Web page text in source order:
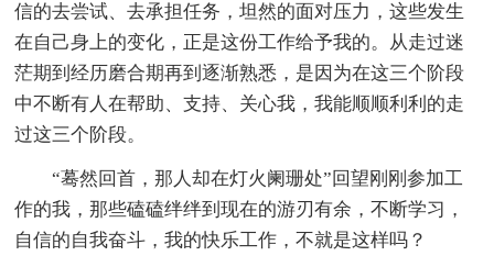
信的去尝试、去承担任务，坦然的面对压力，这些发生
在自己身上的变化，正是这份工作给予我的。从走过迷
茫期到经历磨合期再到逐渐熟悉，是因为在这三个阶段
中不断有人在帮助、支持、关心我，我能顺顺利利的走
过这三个阶段。
“蓦然回首，那人却在灯火阑珊处”回望刚刚参加工
作的我，那些磕磕绊绊到现在的游刃有余，不断学习，
自信的自我奋斗，我的快乐工作，不就是这样吗？